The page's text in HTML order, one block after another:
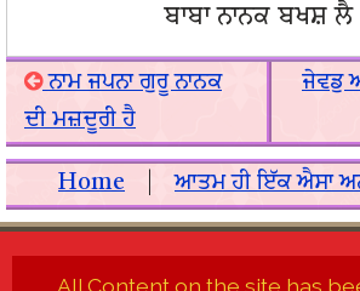
ਬਾਬਾ ਨਾਨਕ ਬਖਸ਼ ਲੈ
ਨਾਮ ਜਪਨਾ ਗੁਰੂ ਨਾਨਕ
ਦੀ ਮਜ਼ਦੂਰੀ ਹੈ
ਜੇਵਡੁ
Home |ਆਤਮ ਹੀ ਇੱਕ ਐਸਾ
All Content on the site has